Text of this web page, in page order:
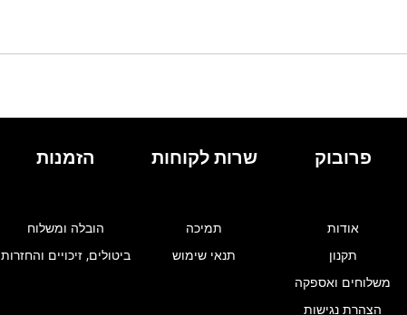
פרובוק
אודות
תקנון
משלוחים ואספקה
הצהרת נגישות
שרות לקוחות
תמיכה
תנאי שימוש
הזמנות
הובלה ומשלוח
ביטולים, זיכויים והחזרות